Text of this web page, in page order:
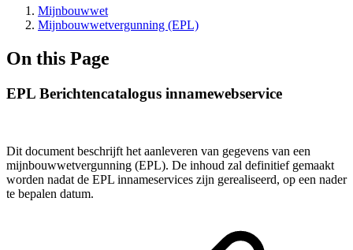
Mijnbouwwet
Mijnbouwwetvergunning (EPL)
On this Page
EPL Berichtencatalogus innamewebservice
Dit document beschrijft het aanleveren van gegevens van een
mijnbouwwetvergunning (EPL). De inhoud zal definitief gemaakt
worden nadat de EPL innameservices zijn gerealiseerd, op een nader
te bepalen datum.